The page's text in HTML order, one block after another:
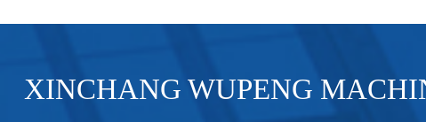
XINCHANG WUPENG